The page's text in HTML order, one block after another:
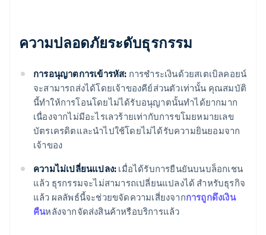
ความปลอดภัยระดับธุรกรรม
การอนุญาตการเข้ารหัส: การชำระเงินด้วยสเตเบิลคอยน์
จะสามารถส่งได้โดยเจ้าของคีย์ส่วนตัวเท่านั้น คุณสมบัติ
นี้ทำให้การโอนโดยไม่ได้รับอนุญาตนั้นทำได้ยากมาก
เนื่องจากไม่มีอะไรเลวร้ายเท่ากับการขโมยหมายเลข
บัตรเครดิตและนำไปใช้โดยไม่ได้รับความยินยอมจาก
เจ้าของ
ความไม่เปลี่ยนแปลง: เมื่อได้รับการยืนยันบนบล็อกเชน
แล้ว ธุรกรรมจะไม่สามารถเปลี่ยนแปลงได้ สำหรับธุรกิจ
แล้ว ผลลัพธ์นี้จะช่วยขจัดความเสี่ยงจากการถูกดึงเงิน
คืนหลังจากจัดส่งสินค้าหรือบริการแล้ว